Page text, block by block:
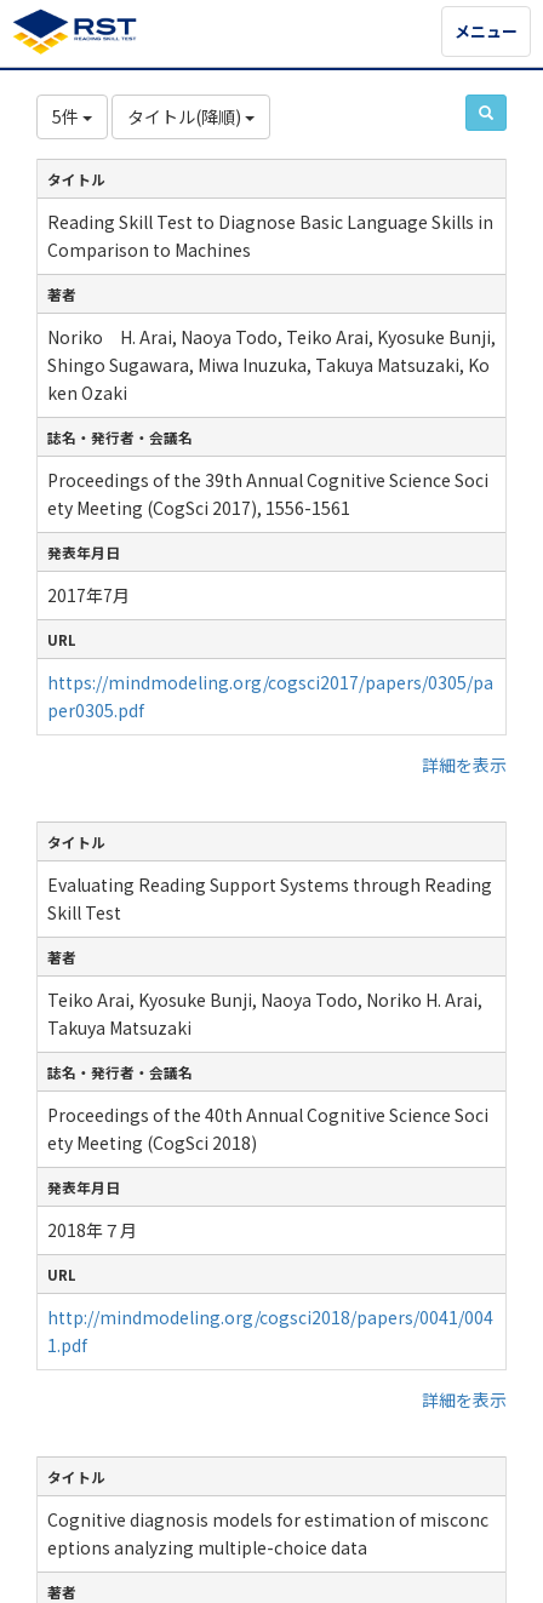
メニュー
メニュー
5件 タイトル(降順)
タイトル
Reading Skill Test to Diagnose Basic Language Skills in
Comparison to Machines
著者
Noriko H. Arai, Naoya Todo, Teiko Arai, Kyosuke Bunji,
Shingo Sugawara, Miwa Inuzuka, Takuya Matsuzaki, Ko
ken Ozaki
誌名・発行者・会議名
Proceedings of the 39th Annual Cognitive Science Soci
ety Meeting (CogSci 2017), 1556-1561
発表年月日
2017年7月
URL
https://mindmodeling.org/cogsci2017/papers/0305/pa
per0305.pdf
詳細を表示
タイトル
Evaluating Reading Support Systems through Reading
Skill Test
著者
Teiko Arai, Kyosuke Bunji, Naoya Todo, Noriko H. Arai,
Takuya Matsuzaki
誌名・発行者・会議名
Proceedings of the 40th Annual Cognitive Science Soci
ety Meeting (CogSci 2018)
発表年月日
2018年７月
URL
http://mindmodeling.org/cogsci2018/papers/0041/004
1.pdf
詳細を表示
タイトル
Cognitive diagnosis models for estimation of misconc
eptions analyzing multiple-choice data
著者